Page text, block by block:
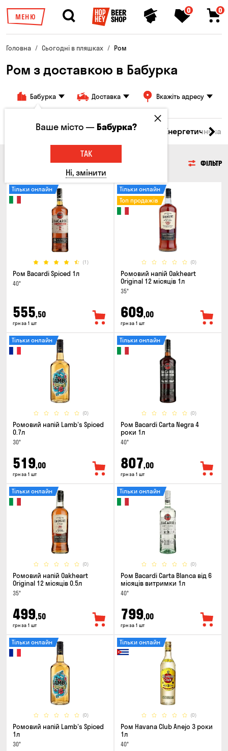
МЕНЮ
0 0
Головна Сьогодні в пляшках Ром
Ром з доставкою в Бабурка
Бабурка Доставка Вкажіть адресу
Джин Текіла Ром Вода Енергетичні
ФІЛЬТР
(1)
Тільки онлайн
Ром Bacardi Spiced 1л
40°
555,50
грн за 1 шт
(0)
Тільки онлайн
Топ продажів
Ромовий напій Oakheart
Original 12 місяців 1л
35°
609,00
грн за 1 шт
(0)
Тільки онлайн
Ромовий напій Lamb's Spiced
0.7л
30°
519,00
грн за 1 шт
(0)
Тільки онлайн
Ром Bacardi Carta Negra 4
роки 1л
40°
807,00
грн за 1 шт
(0)
Тільки онлайн
Ромовий напій Oakheart
Original 12 місяців 0.5л
35°
499,50
грн за 1 шт
(0)
Тільки онлайн
Ром Bacardi Carta Blanca від 6
місяців витримки 1л
40°
799,00
грн за 1 шт
(0)
Тільки онлайн
Ромовий напій Lamb's Spiced
1л
30°
(0)
Тільки онлайн
Ром Havana Club Anejo 3 роки
1л
40°
Ваше місто —Бабурка?
ТАК
Ні, змінити